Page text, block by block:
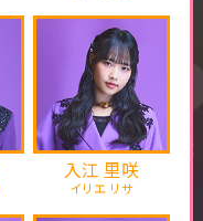
入江 里咲
イリエ リサ